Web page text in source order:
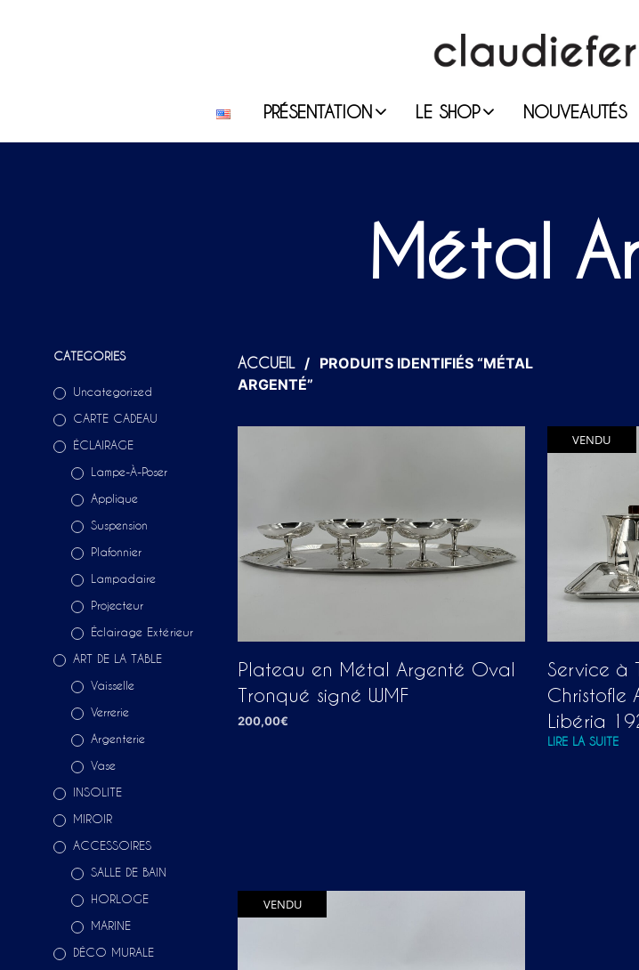
PRÉSENTATION LE SHOP NOUVEAUTÉS
Métal
CATEGORIES
Uncategorized
CARTE CADEAU
ÉCLAIRAGE
Lampe-À-Poser
Applique
Suspension
Plafonnier
Lampadaire
Projecteur
Éclairage Extérieur
ART DE LA TABLE
Vaisselle
Verrerie
Argenterie
Vase
INSOLITE
MIROIR
ACCESSOIRES
SALLE DE BAIN
HORLOGE
MARINE
DÉCO MURALE
ACCUEIL / PRODUITS IDENTIFIÉS “MÉTAL
ARGENTÉ”
Plateau en Métal Argenté Oval
Tronqué signé WMF
200,00€
VENDU
Service à
Christofle
Libéria
LIRE LA SUITE
VENDU